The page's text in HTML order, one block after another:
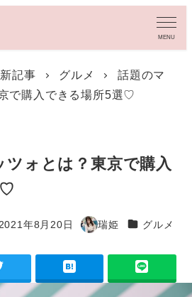
MENU
記事 グルメ
話題のマ
で購入できる場所5選♡
ツォとは？東京で購入
♡
日
2021年8月20日
著
瑞姫 カテゴリー
グルメ